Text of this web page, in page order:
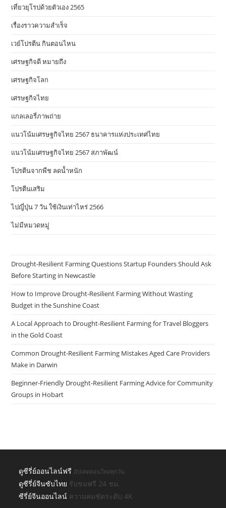
เที่ยวยุโรปด้วยตัวเอง 2565
เรื่องราวความสำเร็จ
เวย์โปรตีน กินตอนไหน
เศรษฐกิจดี หมายถึง
เศรษฐกิจโลก
เศรษฐกิจไทย
แกลเลอรี่ภาพถ่าย
แนวโน้มเศรษฐกิจไทย 2567 ธนาคารแห่งประเทศไทย
แนวโน้มเศรษฐกิจไทย 2567 สภาพัฒน์
โปรตีนจากพืช ลดน้ำหนัก
โปรตีนเสริม
ไปญี่ปุ่น 7 วัน ใช้เงินเท่าไหร่ 2566
ไม่มีหมวดหมู่
Drought-Resilient Farming Questions Startup Founders Should Ask
Before Starting in Newcastle
How to Improve Drought-Resilient Farming Without Wasting
Budget in the Sunshine Coast
A Local Approach to Drought-Resilient Farming for Travel Bloggers
in the Gold Coast
Common Drought-Resilient Farming Mistakes Aged Care Providers
Make in Darwin
Beginner-Friendly Drought-Resilient Farming Advice for Community
Groups in Hobart
ดูซีรี่ย์ออนไลน์ฟรี อัปเดตตอนใหม่ทุกวัน
ดูซีรี่ย์จีนซับไทย รับชมฟรี 24 ชม.
ซีรี่ย์จีนออนไลน์ ความคมชัดระดับ 4K